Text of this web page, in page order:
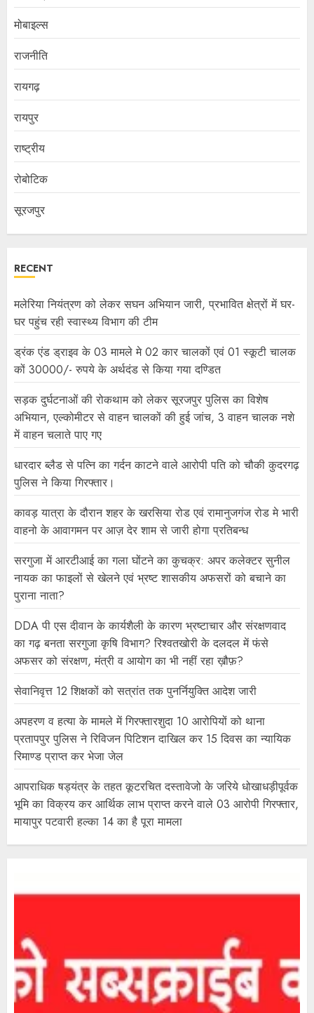
मोबाइल्स
राजनीति
रायगढ़
रायपुर
राष्ट्रीय
रोबोटिक
सूरजपुर
RECENT
मलेरिया नियंत्रण को लेकर सघन अभियान जारी, प्रभावित क्षेत्रों में घर-
घर पहुंच रही स्वास्थ्य विभाग की टीम
ड्रंक एंड ड्राइव के 03 मामले मे 02 कार चालकों एवं 01 स्कूटी चालक
कों 30000/- रुपये के अर्थदंड से किया गया दण्डित
सड़क दुर्घटनाओं की रोकथाम को लेकर सूरजपुर पुलिस का विशेष
अभियान, एल्कोमीटर से वाहन चालकों की हुई जांच, 3 वाहन चालक नशे
में वाहन चलाते पाए गए
धारदार ब्लैड से पत्नि का गर्दन काटने वाले आरोपी पति को चौकी कुदरगढ़
पुलिस ने किया गिरफ्तार।
कावड़ यात्रा के दौरान शहर के खरसिया रोड एवं रामानुजगंज रोड मे भारी
वाहनो के आवागमन पर आज़ देर शाम से जारी होगा प्रतिबन्ध
सरगुजा में आरटीआई का गला घोंटने का कुचक्र: अपर कलेक्टर सुनील
नायक का फाइलों से खेलने एवं भ्रष्ट शासकीय अफसरों को बचाने का
पुराना नाता?
DDA पी एस दीवान के कार्यशैली के कारण भ्रष्टाचार और संरक्षणवाद
का गढ़ बनता सरगुजा कृषि विभाग? रिश्वतखोरी के दलदल में फंसे
अफसर को संरक्षण, मंत्री व आयोग का भी नहीं रहा ख़ौफ़?
सेवानिवृत्त 12 शिक्षकों को सत्रांत तक पुनर्नियुक्ति आदेश जारी
अपहरण व हत्या के मामले में गिरफ्तारशुदा 10 आरोपियों को थाना
प्रतापपुर पुलिस ने रिविजन पिटिशन दाखिल कर 15 दिवस का न्यायिक
रिमाण्ड प्राप्त कर भेजा जेल
आपराधिक षड्यंत्र के तहत कूटरचित दस्तावेजो के जरिये धोखाधड़ीपूर्वक
भूमि का विक्रय कर आर्थिक लाभ प्राप्त करने वाले 03 आरोपी गिरफ्तार,
मायापुर पटवारी हल्का 14 का है पूरा मामला